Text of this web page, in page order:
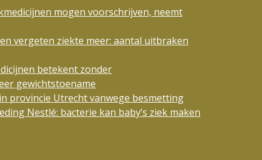
mogen voorschrijven, neemt
vergeten ziekte meer: aantal uitbraken
betekent zonder
gewichtstoename
provincie Utrecht vanwege besmetting
Nestlé: bacterie kan baby’s ziek maken